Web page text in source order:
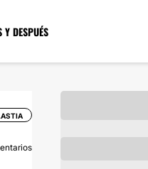
Y DESPUÉS